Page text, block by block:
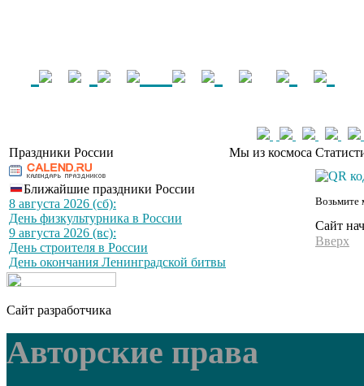
Праздники России Мы из космоса
Ближайшие праздники России
8 августа 2026 (сб):
День физкультурника в России
9 августа 2026 (вс):
День строителя в России
День окончания Ленинградской битвы
Возьмите
Сайт
Вверх
Сайт разработчика
Авторские права